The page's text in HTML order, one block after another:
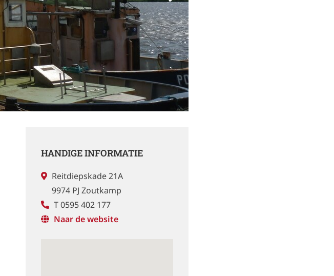
HANDIGE INFORMATIE
Reitdiepskade 21A
9974 PJ Zoutkamp
T 0595 402 177
Naar de website